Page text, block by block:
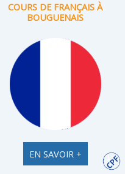
COURS DE FRANÇAIS À
BOUGUENAIS
EN SAVOIR +